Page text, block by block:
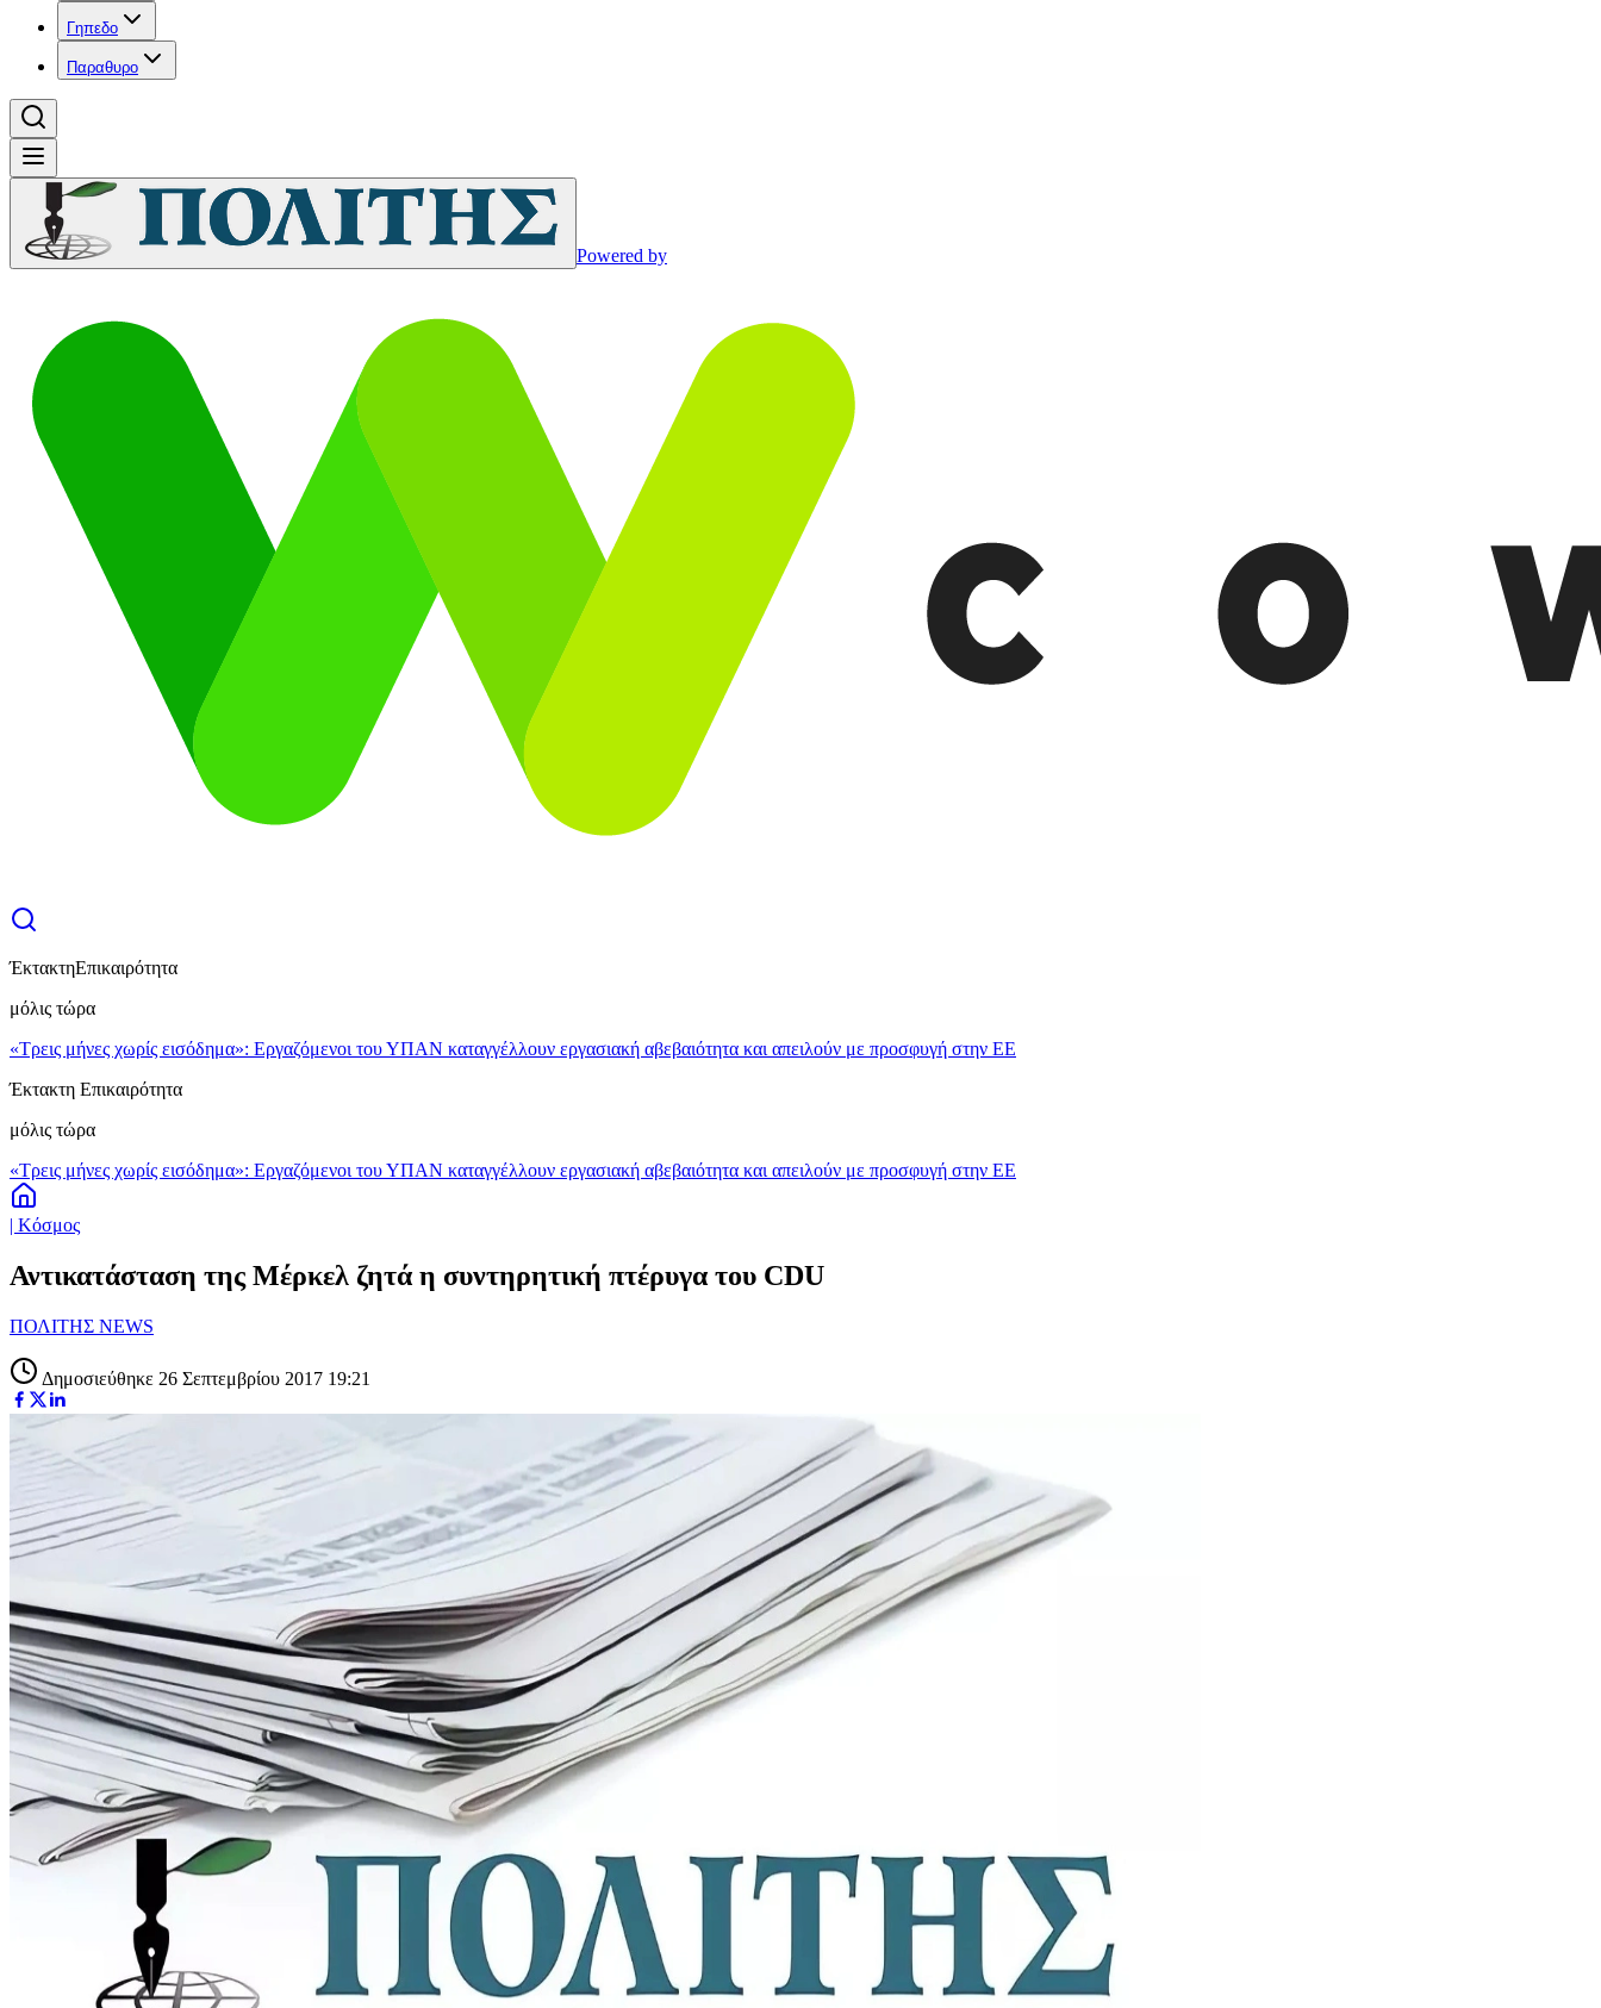
Γηπεδο
Παραθυρο
Powered by
ΈκτακτηΕπικαιρότητα
μόλις τώρα
«Τρεις μήνες χωρίς εισόδημα»: Εργαζόμενοι του ΥΠΑΝ καταγγέλλουν εργασιακή αβεβαιότητα και απειλούν με προσφυγή στην ΕΕ
Έκτακτη Επικαιρότητα
μόλις τώρα
«Τρεις μήνες χωρίς εισόδημα»: Εργαζόμενοι του ΥΠΑΝ καταγγέλλουν εργασιακή αβεβαιότητα και απειλούν με προσφυγή στην ΕΕ
| Κόσμος
Αντικατάσταση της Μέρκελ ζητά η συντηρητική πτέρυγα του CDU
ΠΟΛΙΤΗΣ NEWS
Δημοσιεύθηκε 26 Σεπτεμβρίου 2017 19:21